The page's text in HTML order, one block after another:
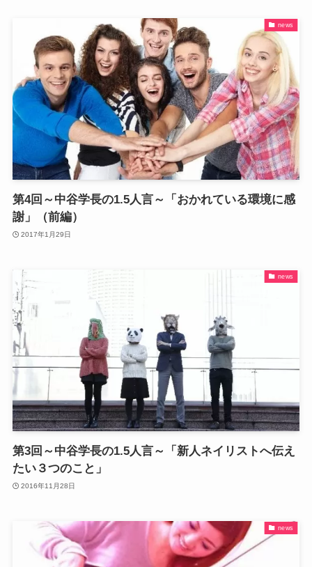
news
第4回～中谷学長の1.5人言～「おかれている環境に感
謝」（前編）
2017年1月29日
news
第3回～中谷学長の1.5人言～「新人ネイリストへ伝え
たい３つのこと」
2016年11月28日
news